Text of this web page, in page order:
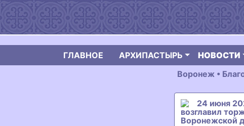
ГЛАВНОЕ АРХИПАСТЫРЬ НОВОСТИ
Воронеж •
24 июня
возглавил
Воронежской